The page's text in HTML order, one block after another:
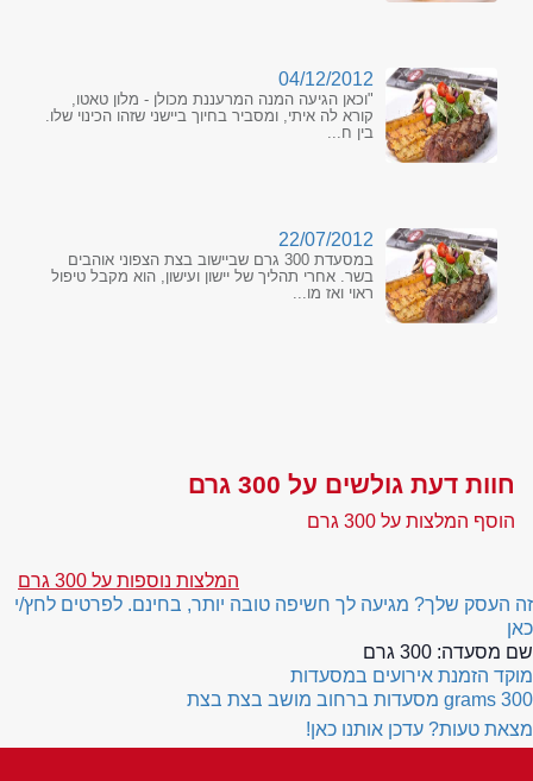
04/12/2012
"וכאן הגיעה המנה המרעננת מכולן - מלון טאטו,
קורא לה איתי, ומסביר בחיוך ביישני שזהו הכינוי שלו.
בין ח...
22/07/2012
במסעדת 300 גרם שביישוב בצת הצפוני אוהבים
בשר. אחרי תהליך של יישון ועישון, הוא מקבל טיפול
ראוי ואז מו...
חוות דעת גולשים על 300 גרם
הוסף המלצות על 300 גרם
המלצות נוספות על 300 גרם
זה העסק שלך? מגיעה לך חשיפה טובה יותר, בחינם. לפרטים לחץ/י
כאן
שם מסעדה: 300 גרם
מוקד הזמנת אירועים במסעדות
300 grams
מסעדות ברחוב מושב בצת בצת
מצאת טעות? עדכן אותנו כאן!